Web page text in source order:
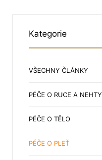
Kategorie
VŠECHNY ČLÁNKY
PÉČE O RUCE A NEHTY
PÉČE O TĚLO
PÉČE O PLEŤ